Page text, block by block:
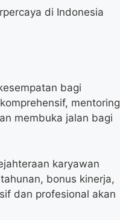
di Indonesia
bagi
mentoring
membuka jalan bagi
karyawan
bonus kinerja,
dan profesional akan